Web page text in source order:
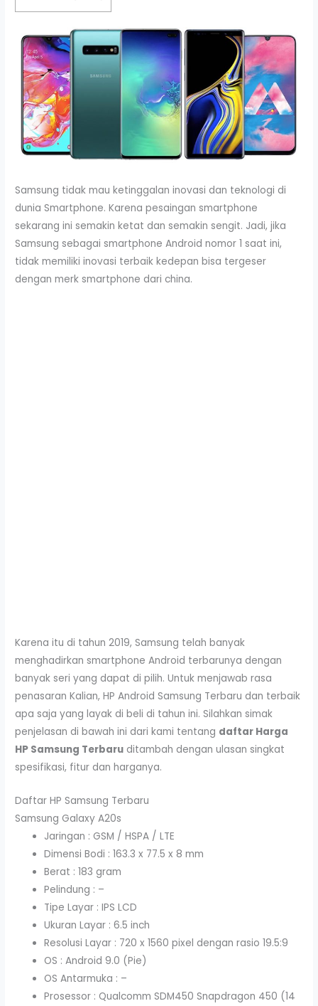
Samsung tidak mau ketinggalan inovasi dan teknologi di
dunia Smartphone. Karena pesaingan smartphone
sekarang ini semakin ketat dan semakin sengit. Jadi, jika
Samsung sebagai smartphone Android nomor 1 saat ini,
tidak memiliki inovasi terbaik kedepan bisa tergeser
dengan merk smartphone dari china.
Karena itu di tahun 2019, Samsung telah banyak
menghadirkan smartphone Android terbarunya dengan
banyak seri yang dapat di pilih. Untuk menjawab rasa
penasaran Kalian, HP Android Samsung Terbaru dan terbaik
apa saja yang layak di beli di tahun ini. Silahkan simak
penjelasan di bawah ini dari kami tentang daftar Harga
HP Samsung Terbaru ditambah dengan ulasan singkat
spesifikasi, fitur dan harganya.
Daftar HP Samsung Terbaru
Samsung Galaxy A20s
Jaringan : GSM / HSPA / LTE
Dimensi Bodi : 163.3 x 77.5 x 8 mm
Berat : 183 gram
Pelindung : –
Tipe Layar : IPS LCD
Ukuran Layar : 6.5 inch
Resolusi Layar : 720 x 1560 pixel dengan rasio 19.5:9
OS : Android 9.0 (Pie)
OS Antarmuka : –
Prosessor : Qualcomm SDM450 Snapdragon 450 (14